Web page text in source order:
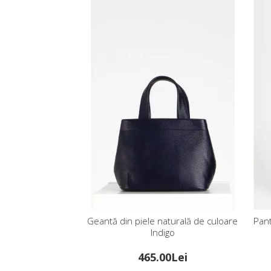
Geantă din piele naturală de culoare
Indigo
465.00Lei